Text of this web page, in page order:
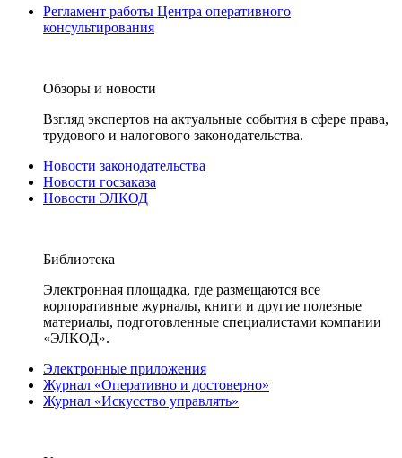
Регламент работы Центра оперативного
консультирования
Обзоры и новости
Взгляд экспертов на актуальные события в сфере права,
трудового и налогового законодательства.
Новости законодательства
Новости госзаказа
Новости ЭЛКОД
Библиотека
Электронная площадка, где размещаются все
корпоративные журналы, книги и другие полезные
материалы, подготовленные специалистами компании
«ЭЛКОД».
Электронные приложения
Журнал «Оперативно и достоверно»
Журнал «Искусство управлять»